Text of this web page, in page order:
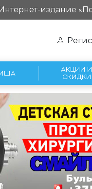
издание
АКЦИИ И
СКИДКИ